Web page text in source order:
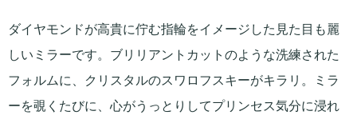
ダイヤモンドが高貴に佇む指輪をイメージした見た目も麗
しいミラーです。ブリリアントカットのような洗練された
フォルムに、クリスタルのスワロフスキーがキラリ。ミラ
ーを覗くたびに、心がうっとりしてプリンセス気分に浸れ